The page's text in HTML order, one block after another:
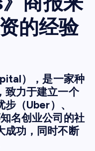
的经验
），是一家种
致力于建立一个
（Uber）、
名创业公司的社
成功，同时不断